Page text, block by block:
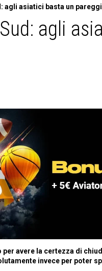
agli asiatici basta un
agli
avere la certezza di
invece per poter